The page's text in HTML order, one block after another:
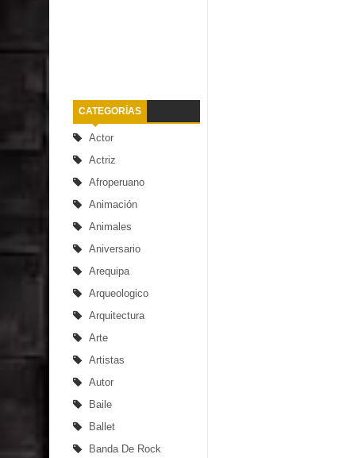
CATEGORÍAS
Actor
Actriz
Afroperuano
Animación
Animales
Aniversario
Arequipa
Arqueologico
Arquitectura
Arte
Artistas
Autor
Baile
Ballet
Banda De Rock